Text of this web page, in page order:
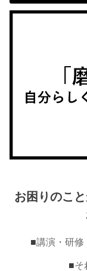
お困りのこ
■講演・研修
■そ